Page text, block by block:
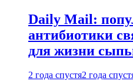
Daily Mail:
антибиотики
для жизни
2 года спустя2 года